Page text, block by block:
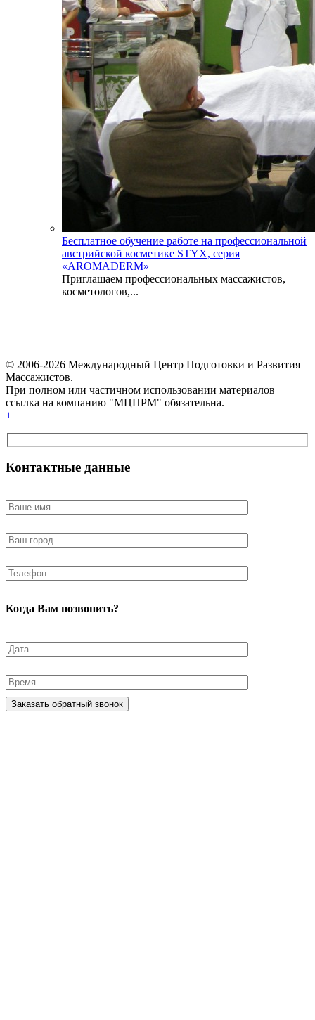
Бесплатное обучение работе на профессиональной
австрийской косметике STYX, серия
«AROMADERM»
Приглашаем профессиональных массажистов,
косметологов,...
© 2006-2026 Международный Центр Подготовки и Развития
Массажистов.
При полном или частичном использовании материалов
ссылка на компанию "МЦПРМ" обязательна.
+
Контактные данные
Когда Вам позвонить?